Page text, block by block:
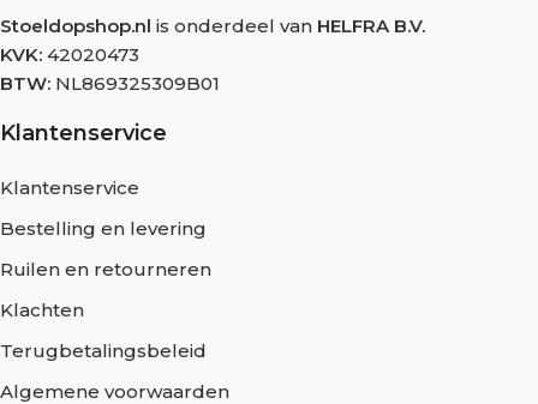
Stoeldopshop.nl is onderdeel van HELFRA B.V.
KVK: 42020473
BTW: NL869325309B01
Klantenservice
Klantenservice
Bestelling en levering
Ruilen en retourneren
Klachten
Terugbetalingsbeleid
Algemene voorwaarden